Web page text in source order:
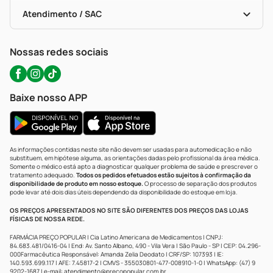
Políticas De Marketplace
Autoteste Covid-19
Portal Da Privacidade
Atendimento / SAC
Nossas redes sociais
Baixe nosso APP
As informações contidas neste site não devem ser usadas para automedicação e não
substituem, em hipótese alguma, as orientações dadas pelo profissional da área médica.
Somente o médico está apto a diagnosticar qualquer problema de saúde e prescrever o
tratamento adequado. Todos os pedidos efetuados estão sujeitos à confirmação da
disponibilidade de produto em nosso estoque.O processo de separação dos produtos
pode levar até dois dias úteis dependendo da disponibilidade do estoque em loja.
OS PREÇOS APRESENTADOS NO SITE SÃO DIFERENTES DOS PREÇOS DAS LOJAS
FÍSICAS DE NOSSA REDE.
FARMÁCIA PREÇO POPULAR | Cia Latino Americana de Medicamentos | CNPJ:
84.683.481/0416-04 | End: Av. Santo Albano, 490 - Vila Vera | São Paulo - SP | CEP: 04.296-
000Farmacêutica Responsável: Amanda Zelia Deodato | CRF/SP: 107393 | IE:
140.593.699.117 | AFE: 7.45817-2 | CMVS - 355030801-477-008910-1-0 | WhatsApp: (47) 9
9202-1687 | e-mail: atendimento@precopopular.com.br.